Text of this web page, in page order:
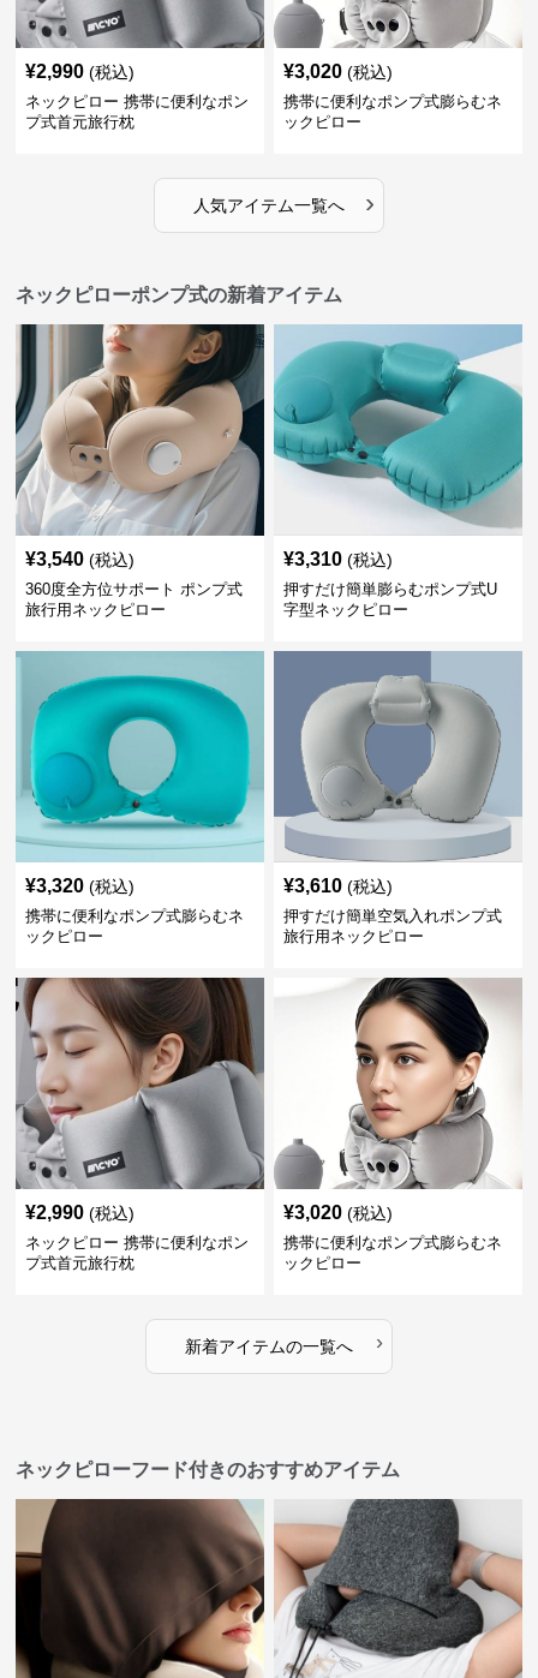
¥2,990 (税込)
ネックピロー 携帯に便利なポン
プ式首元旅行枕
¥3,020 (税込)
携帯に便利なポンプ式膨らむネ
ックピロー
人気アイテム一覧へ ›
ネックピローポンプ式の新着アイテム
¥3,540 (税込)
360度全方位サポート ポンプ式
旅行用ネックピロー
¥3,310 (税込)
押すだけ簡単膨らむポンプ式U
字型ネックピロー
¥3,320 (税込)
携帯に便利なポンプ式膨らむネ
ックピロー
¥3,610 (税込)
押すだけ簡単空気入れポンプ式
旅行用ネックピロー
¥2,990 (税込)
ネックピロー 携帯に便利なポン
プ式首元旅行枕
¥3,020 (税込)
携帯に便利なポンプ式膨らむネ
ックピロー
新着アイテムの一覧へ ›
ネックピローフード付きのおすすめアイテム